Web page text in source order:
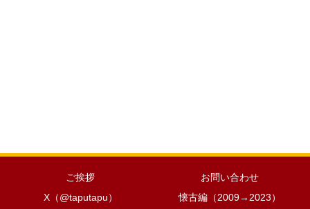
ご挨拶
お問い合わせ
X（@taputapu）
懐古編（2009→2023）